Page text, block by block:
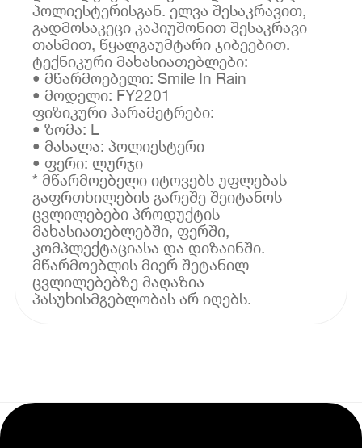
პოლიესტერისგან. ელვა შესაკრავით,
გადმოსაკეცი კაპიუშონით შესაკრავი
თასმით, წყალგაუმტარი ჯიბეებით.
ტექნიკური მახასიათებლები:
• მწარმოებელი: Smile In Rain
• მოდელი: FY2201
ფიზიკური პარამეტრები:
• ზომა: L
• მასალა: პოლიესტერი
• ფერი: ლურჯი
* მწარმოებელი იტოვებს უფლებას
გაფრთხილების გარეშე შეიტანოს
ცვლილებები პროდუქტის
მახასიათებლებში, ფერში,
კომპლექტაციასა და დიზაინში.
მწარმოებლის მიერ შეტანილ
ცვლილებებზე მაღაზია
პასუხისმგებლობას არ იღებს.